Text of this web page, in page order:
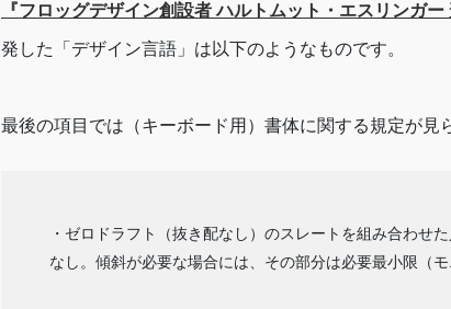
『フロッグデザイン創設者 ハルトムット・エスリンガー
発した「デザイン言語」は以下のようなものです。
最後の項目では（キーボード用）書体に関する規定が見
・ゼロドラフト（抜き配なし）のスレートを組み合わせ
なし。傾斜が必要な場合には、その部分は必要最小限（